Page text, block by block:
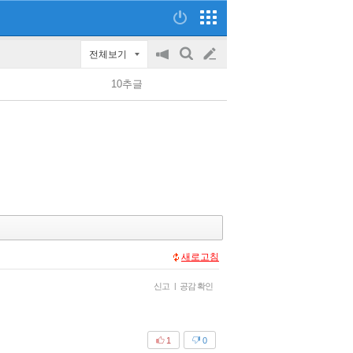
전체보기
공
on/off
검
글
쓰
10추글
새로고침
신고 | 공감 확인
0
1